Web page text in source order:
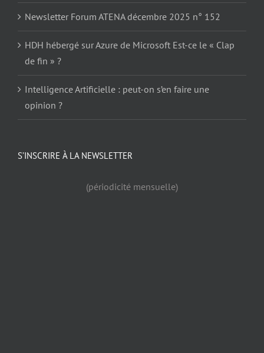
Newsletter Forum ATENA décembre 2025 n° 152
HDH hébergé sur Azure de Microsoft Est-ce le « Clap
de fin » ?
Intelligence Artificielle : peut-on s’en faire une
opinion ?
S’INSCRIRE À LA NEWSLETTER
(périodicité mensuelle)